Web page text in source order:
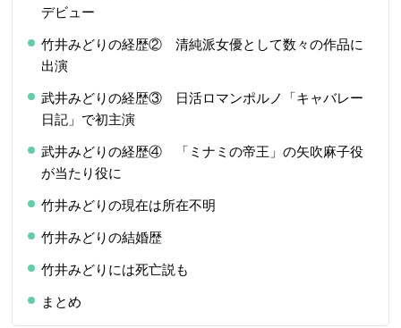
デビュー
竹井みどりの経歴② 清純派女優として数々の作品に
出演
武井みどりの経歴③ 日活ロマンポルノ「キャバレー
日記」で初主演
武井みどりの経歴④ 「ミナミの帝王」の矢吹麻子役
が当たり役に
竹井みどりの現在は所在不明
竹井みどりの結婚歴
竹井みどりには死亡説も
まとめ